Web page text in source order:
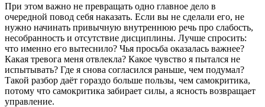
При этом важно не превращать одно главное дело в
очередной повод себя наказать. Если вы не сделали его, не
нужно начинать привычную внутреннюю речь про слабость,
несобранность и отсутствие дисциплины. Лучше спросить:
что именно его вытеснило? Чья просьба оказалась важнее?
Какая тревога меня отвлекла? Какое чувство я пытался не
испытывать? Где я снова согласился раньше, чем подумал?
Такой разбор даёт гораздо больше пользы, чем самокритика,
потому что самокритика забирает силы, а ясность возвращает
управление.